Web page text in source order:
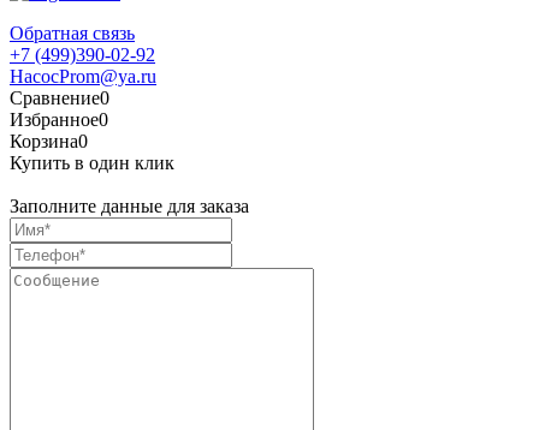
Обратная связь
+7 (499)390-02-92
HacocProm@ya.ru
Сравнение0
Избранное0
Корзина0
Купить в один клик
Заполните данные для заказа